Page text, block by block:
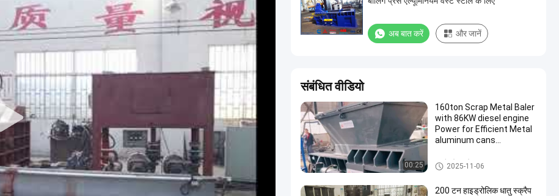
अब बात करें और जानें
संबंधित वीडियो
00:25
160ton Scrap Metal Baler
with 86KW diesel engine
Power for Efficient Metal
aluminum cans
स्क्रैप मेटल बेलर
2025-11-06
200 टन हाइड्रोलिक धातु स्क्रैप